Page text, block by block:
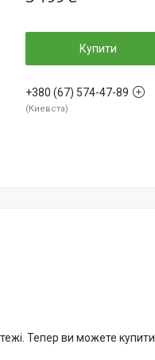
Купити
+380 (67) 574-47-89
Киевста
Тепер ви можете купити